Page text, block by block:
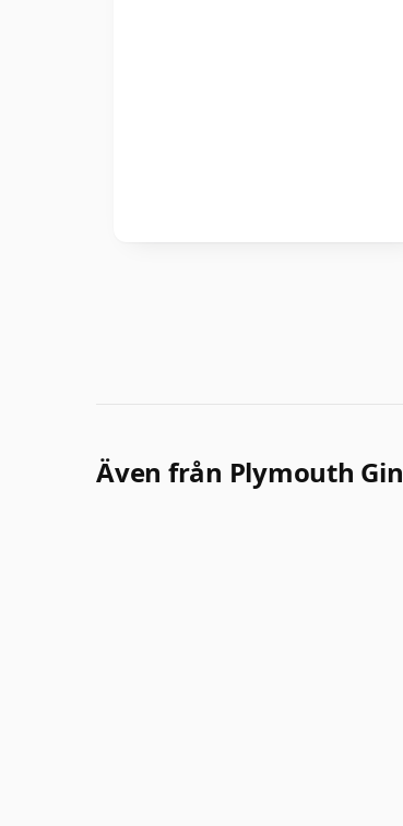
Även från Plymouth Gin